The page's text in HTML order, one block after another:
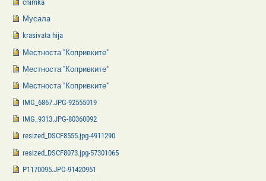
cnimka
Мусала
krasivata hija
Местноста "Копривките"
Местноста "Копривките"
Местноста "Копривките"
IMG_6867.JPG-92555019
IMG_9313.JPG-80360092
resized_DSCF8555.jpg-4911290
resized_DSCF8073.jpg-57301065
P1170095.JPG-91420951